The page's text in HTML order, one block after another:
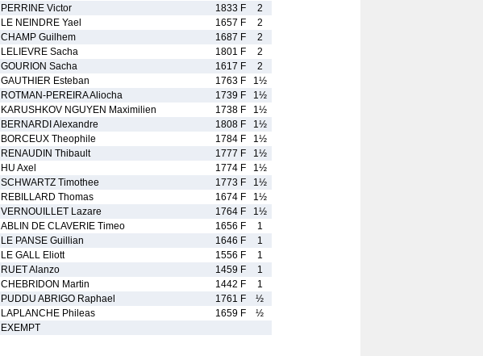
PERRINE Victor 1833 F
2
LE NEINDRE Yael 1657 F
2
CHAMP Guilhem 1687 F
2
LELIEVRE Sacha 1801 F
2
GOURION Sacha 1617 F
2
GAUTHIER Esteban 1763 F
1½
ROTMAN-PEREIRA Aliocha 1739 F
1½
KARUSHKOV NGUYEN Maximilien 1738 F
1½
BERNARDI Alexandre 1808 F
1½
BORCEUX Theophile 1784 F
1½
RENAUDIN Thibault 1777 F
1½
HU Axel 1774 F
1½
SCHWARTZ Timothee 1773 F
1½
REBILLARD Thomas 1674 F
1½
VERNOUILLET Lazare 1764 F
1½
ABLIN DE CLAVERIE Timeo 1656 F
1
LE PANSE Guillian 1646 F
1
LE GALL Eliott 1556 F
1
RUET Alanzo 1459 F
1
CHEBRIDON Martin 1442 F
1
PUDDU ABRIGO Raphael 1761 F
½
LAPLANCHE Phileas 1659 F
½
EXEMPT